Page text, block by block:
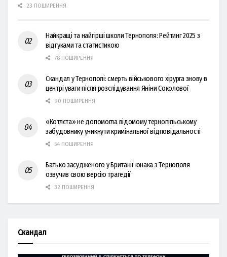
23 ПОШИРЕННЯ
Найкращі та найгірші школи Тернополя: Рейтинг 2025 з
відгуками та статистикою
78 ПОШИРЕННЯ
Скандал у Тернополі: смерть військового хірурга знову в
центрі уваги після розслідування Яніни Соколової
90 ПОШИРЕННЯ
«Котлєта» не допомогла відомому тернопільському
забудовнику уникнути кримінальної відповідальності
54 ПОШИРЕННЯ
Батько засудженого у Британії юнака з Тернополя
озвучив свою версію трагедії
32 ПОШИРЕННЯ
Скандал